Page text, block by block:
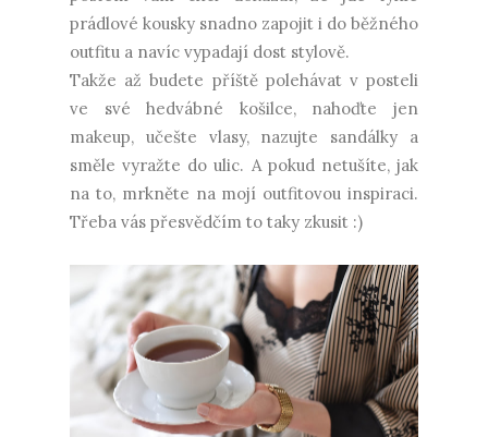
prádlové kousky snadno zapojit i do běžného
outfitu a navíc vypadají dost stylově.
Takže až budete příště polehávat v posteli
ve své hedvábné košilce, nahoďte jen
makeup, učešte vlasy, nazujte sandálky a
směle vyražte do ulic. A pokud netušíte, jak
na to, mrkněte na mojí outfitovou inspiraci.
Třeba vás přesvědčím to taky zkusit :)